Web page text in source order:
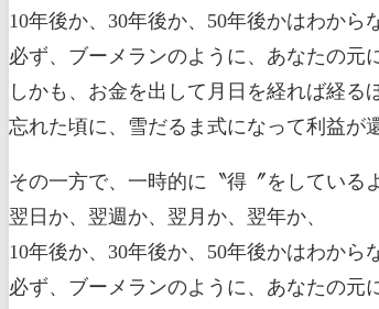
10年後か、30年後か、50年後かはわから
必ず、ブーメランのように、あなたの元
しかも、お金を出して月日を経れば経る
忘れた頃に、雪だるま式になって利益が
その一方で、一時的に〝得〞をしている
翌日か、翌週か、翌月か、翌年か、
10年後か、30年後か、50年後かはわから
必ず、ブーメランのように、あなたの元